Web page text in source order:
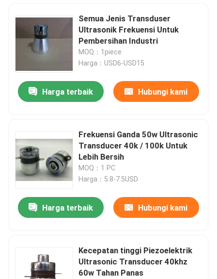
Semua Jenis Transduser
Ultrasonik Frekuensi Untuk
Pembersihan Industri
MOQ：1piece
Harga：USD6-USD15
Harga terbaik Hubungi kami
Frekuensi Ganda 50w Ultrasonic
Transducer 40k / 100k Untuk
Lebih Bersih
MOQ：1 PC
Harga：5.8-7.5USD
Harga terbaik Hubungi kami
Kecepatan tinggi Piezoelektrik
Ultrasonic Transducer 40khz
60w Tahan Panas